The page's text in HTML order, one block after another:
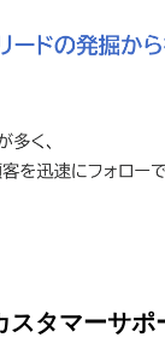
スタマーサポ